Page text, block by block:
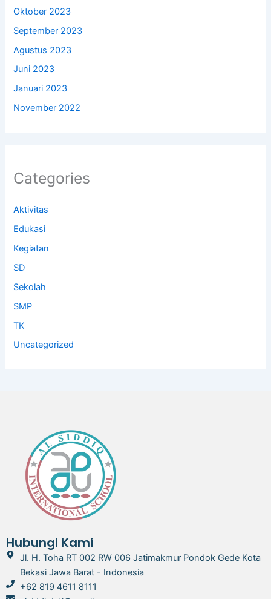
Oktober 2023
September 2023
Agustus 2023
Juni 2023
Januari 2023
November 2022
Categories
Aktivitas
Edukasi
Kegiatan
SD
Sekolah
SMP
TK
Uncategorized
Hubungi Kami
Jl. H. Toha RT 002 RW 006 Jatimakmur Pondok Gede Kota
Bekasi Jawa Barat - Indonesia
+62 819 4611 8111